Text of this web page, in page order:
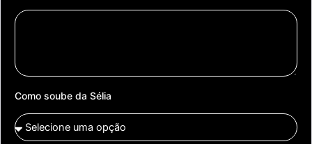
Como soube da Sélia